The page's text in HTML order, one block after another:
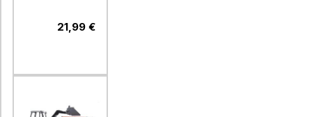
21,99 €